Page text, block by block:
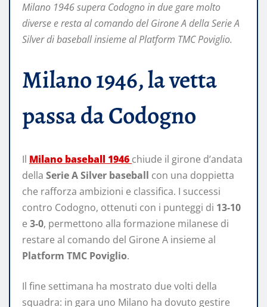
Milano 1946 supera Codogno in due gare molto
diverse e resta al comando del Girone A della Serie A
Silver di baseball insieme al Platform TMC Poviglio.
Milano 1946, la vetta
passa da Codogno
Il Milano baseball 1946 chiude il girone d’andata
della Serie A Silver baseball con una doppietta
che rafforza ambizioni e classifica. I successi
contro Codogno, ottenuti con i punteggi di 13-10
e 3-0, permettono alla formazione milanese di
restare al comando del Girone A insieme al
Platform TMC Poviglio.
Il fine settimana ha mostrato due volti della
squadra: in gara uno Milano ha dovuto gestire